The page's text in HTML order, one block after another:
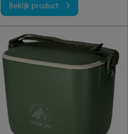
Bekijk product